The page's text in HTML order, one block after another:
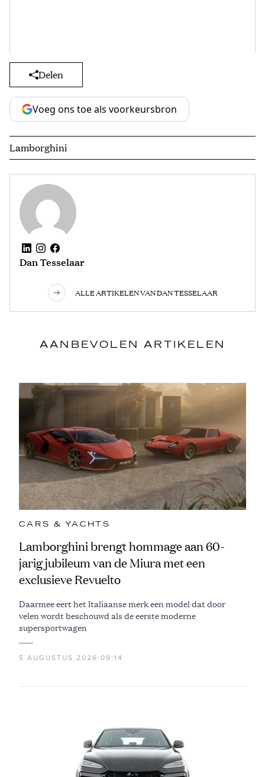
Delen
Voeg ons toe als voorkeursbron
Lamborghini
Dan Tesselaar
ALLE ARTIKELEN VAN DAN TESSELAAR
AANBEVOLEN ARTIKELEN
CARS & YACHTS
Lamborghini brengt hommage aan 60-
jarig jubileum van de Miura met een
exclusieve Revuelto
Daarmee eert het Italiaanse merk een model dat door
velen wordt beschouwd als de eerste moderne
supersportwagen
5 AUGUSTUS 2026 09:14